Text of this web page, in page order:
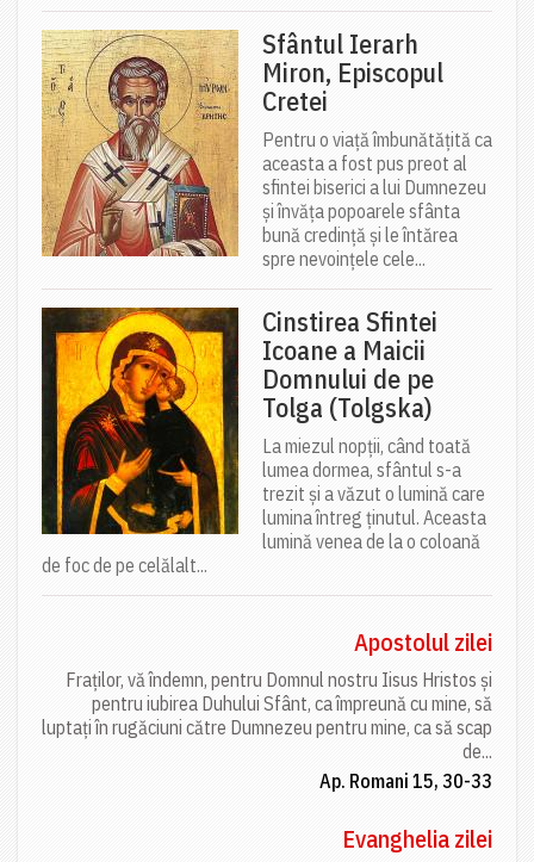
Sfântul Ierarh
Miron, Episcopul
Cretei
Pentru o viață îmbunătățită ca
aceasta a fost pus preot al
sfintei biserici a lui Dumnezeu
și învăța popoarele sfânta
bună credință și le întărea
spre nevoințele cele...
Cinstirea Sfintei
Icoane a Maicii
Domnului de pe
Tolga (Tolgska)
La miezul nopții, când toată
lumea dormea, sfântul s-a
trezit și a văzut o lumină care
lumina întreg ținutul. Aceasta
lumină venea de la o coloană
de foc de pe celălalt...
Apostolul zilei
Fraților, vă îndemn, pentru Domnul nostru Iisus Hristos și
pentru iubirea Duhului Sfânt, ca împreună cu mine, să
luptați în rugăciuni către Dumnezeu pentru mine, ca să scap
de...
Ap. Romani 15, 30-33
Evanghelia zilei